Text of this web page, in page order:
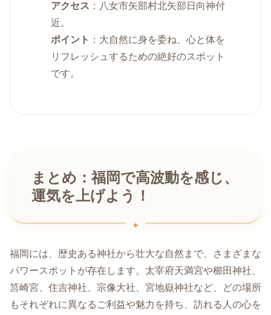
アクセス ：八女市矢部村北矢部日向神付
近。
ポイント ：大自然に身を委ね、心と体を
リフレッシュするための絶好のスポット
です。
まとめ：福岡で高波動を感じ、
運気を上げよう！
福岡には、歴史ある神社から壮大な自然まで、さまざまな
パワースポットが存在します。太宰府天満宮や櫛田神社、
筥崎宮、住吉神社、宗像大社、宮地嶽神社など、どの場所
もそれぞれに異なるご利益や魅力を持ち、訪れる人の心を